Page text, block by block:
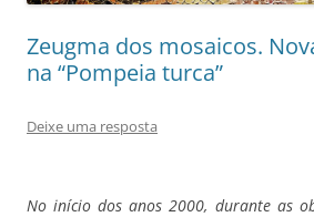
Zeugma dos mosaicos.
na “Pompeia turca”
Deixe uma resposta
No início dos anos 2000, durante as